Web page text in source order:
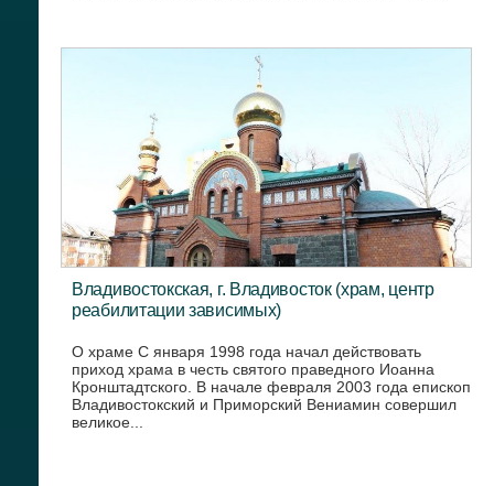
Владивостокская, г. Владивосток (храм, центр
реабилитации зависимых)
О храме С января 1998 года начал действовать
приход храма в честь святого праведного Иоанна
Кронштадтского. В начале февраля 2003 года епископ
Владивостокский и Приморский Вениамин совершил
великое...